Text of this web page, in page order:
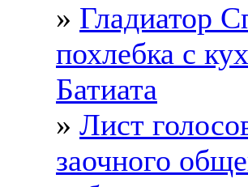
» Гладиатор
похлебка с
Батиата
» Лист
заочного